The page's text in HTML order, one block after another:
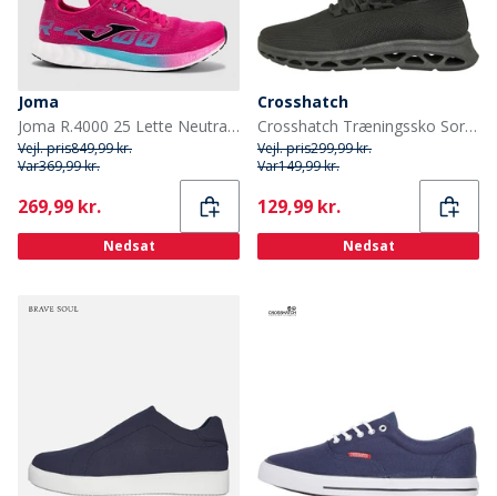
Joma
Joma R.4000 25 Lette Neutrale Løbesko Fuchsia
Vejl. pris849,99 kr.
Var369,99 kr.
Current
269,99 kr.
Nedsat
Crosshatch
Crosshatch Træningssko Sort Mono
Vejl. pris299,99 kr.
Var149,99 kr.
Current
129,99 kr.
Nedsat